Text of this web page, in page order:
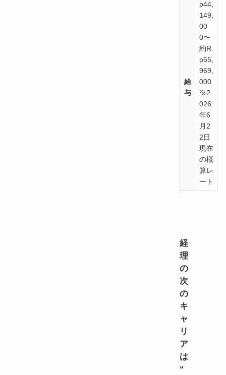
給
与
p44,
149,
00
0〜
約R
p55,
969,
000
※2
026
年6
月2
2日
現在
の概
算レ
ート
経
理
の
次
の
キ
ャ
リ
ア
は
“